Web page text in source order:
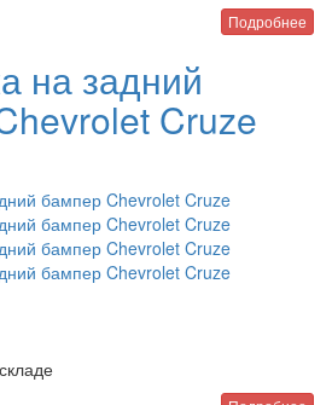
Подробнее
на задний
Cruze